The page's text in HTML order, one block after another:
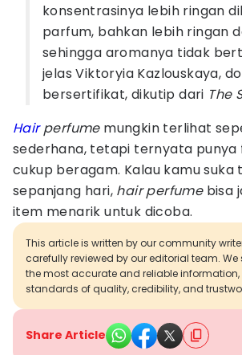
konsentrasinya lebih ringan
parfum, bahkan lebih ringan
sehingga aromanya tidak
jelas Viktoryia Kazlouskaya,
bersertifikat, dikutip dari The
Hairperfumemungkin terlihat
sederhana, tetapi ternyata punya
cukup beragam. Kalau kamu suka
sepanjang hari, hair perfumebisa
item menarik untuk dicoba.
This article is written by our community
carefully reviewed by our editorial team. We
the most accurate and reliable
standards of quality, credibility, and
Share Article